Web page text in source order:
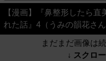
【漫画】『鼻整形したら
れた話』4（うみの韻花さん
まだまだ画像は
↓ スクロ